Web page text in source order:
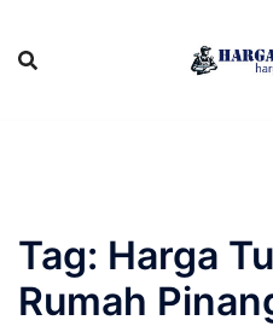
content
Tag: Harga
Rumah